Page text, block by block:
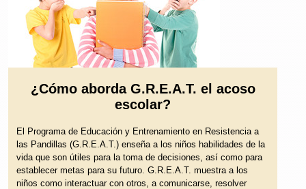
¿Cómo aborda G.R.E.A.T. el acoso
escolar?
El Programa de Educación y Entrenamiento en Resistencia a
las Pandillas (G.R.E.A.T.) enseña a los niños habilidades de la
vida que son útiles para la toma de decisiones, así como para
establecer metas para su futuro. G.R.E.A.T. muestra a los
niños como interactuar con otros, a comunicarse, resolver